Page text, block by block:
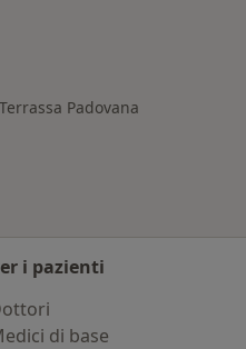
Padovana
i pazienti
di base